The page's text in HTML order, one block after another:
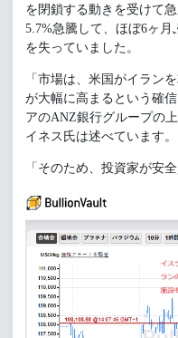
を閉鎖する動きを受けて
5.7%急騰して、ほぼ6ヶ月
を失っていました。
「市場は、米国がイラン
が大幅に高まるという確
アのANZ銀行グループの
イネス氏は述べています。
「そのため、投資家が安